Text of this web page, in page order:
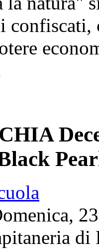
confiscati,